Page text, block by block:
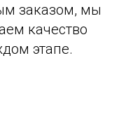
заказом, мы
качество
этапе.